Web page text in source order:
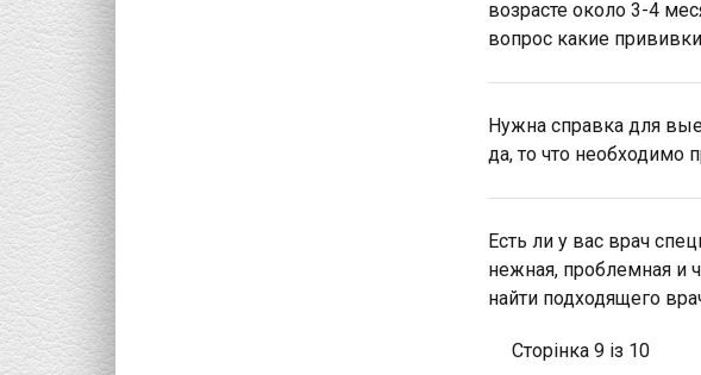
возрасте около 3-4
вопрос какие
Нужна справка для
да, то что необходимо
Есть ли у вас врач
нежная, проблемная и
найти подходящего
Сторінка 9 із 10